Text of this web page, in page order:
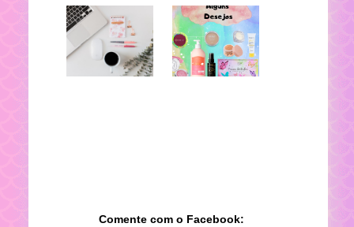
Comente com o Facebook: